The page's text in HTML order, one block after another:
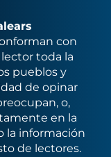
con
toda la
pueblos y
de opinar
o,
en la
la información
de lectores.